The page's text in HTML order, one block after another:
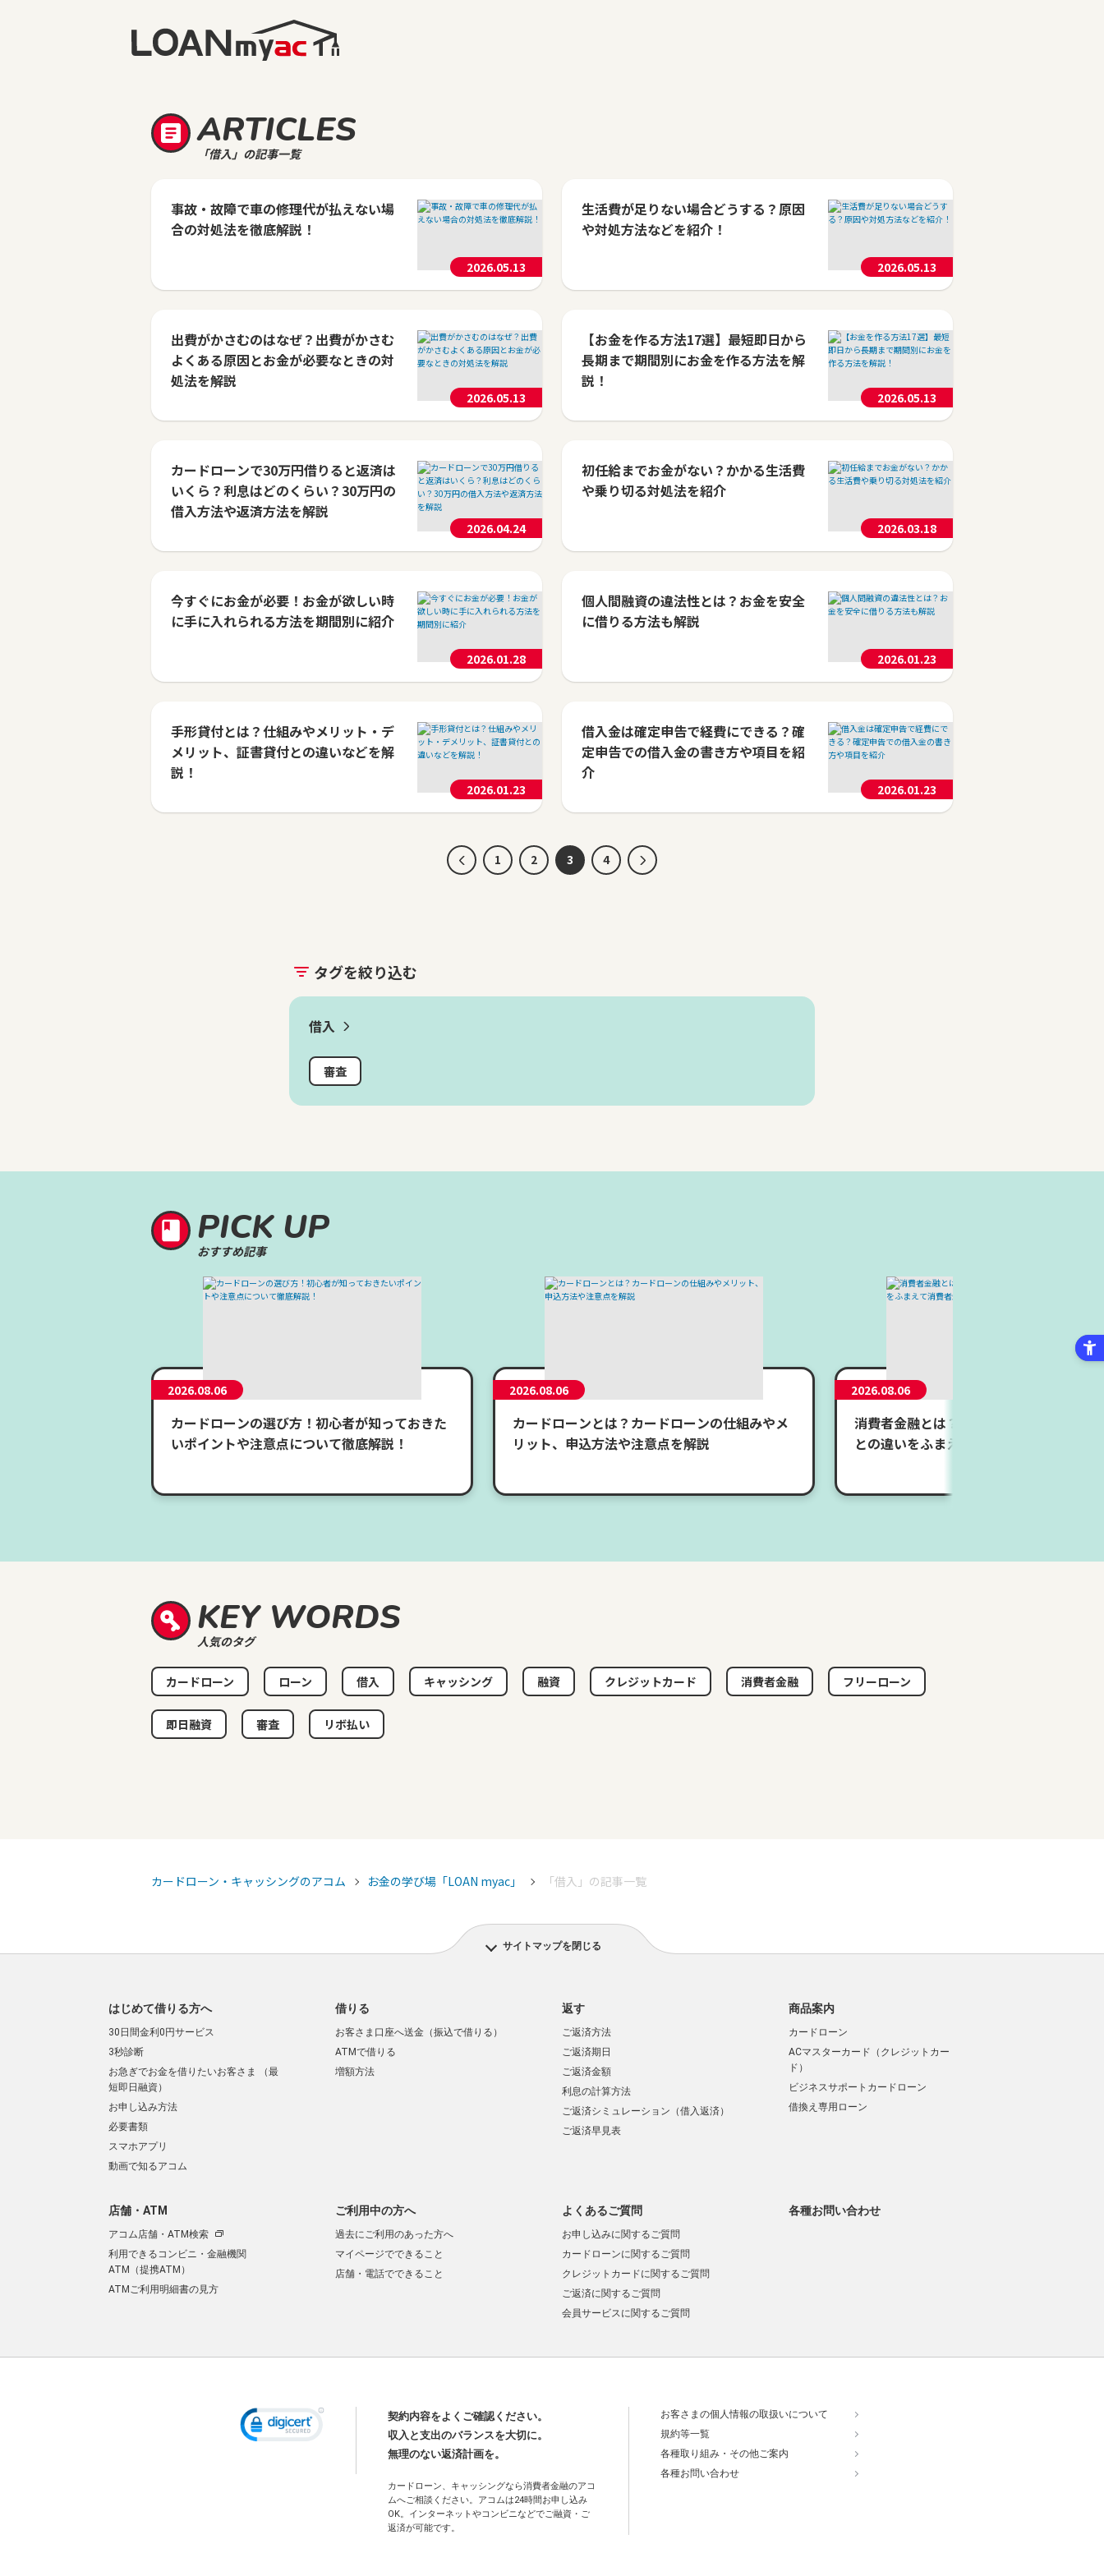
ARTICLES
「借入」の記事一覧
事故・故障で車の修理代が払えない場
合の対処法を徹底解説！
2026.05.13
生活費が足りない場合どうする？原因
や対処方法などを紹介！
2026.05.13
出費がかさむのはなぜ？出費がかさむ
よくある原因とお金が必要なときの対
処法を解説
2026.05.13
【お金を作る方法17選】最短即日から
長期まで期間別にお金を作る方法を解
説！
2026.05.13
カードローンで30万円借りると返済は
いくら？利息はどのくらい？30万円の
借入方法や返済方法を解説
2026.04.24
初任給までお金がない？かかる生活費
や乗り切る対処法を紹介
2026.03.18
今すぐにお金が必要！お金が欲しい時
に手に入れられる方法を期間別に紹介
2026.01.28
個人間融資の違法性とは？お金を安全
に借りる方法も解説
2026.01.23
手形貸付とは？仕組みやメリット・デ
メリット、証書貸付との違いなどを解
説！
2026.01.23
借入金は確定申告で経費にできる？確
定申告での借入金の書き方や項目を紹
介
2026.01.23
1 2 3 4
タグを絞り込む
借入
審査
PICK UP
おすすめ記事
2026.08.06
カードローンの選び方！初心者が知っておきた
いポイントや注意点について徹底解説！
2026.08.06
カードローンとは？カードローンの仕組みやメ
リット、申込方法や注意点を解説
2026.08.06
消費者金融とは？メリット・デメリット
との違いをふまえて消費者金融の仕組み
KEY WORDS
人気のタグ
カードローン ローン 借入 キャッシング 融資 クレジットカード 消費者金融 フリーローン
即日融資 審査 リボ払い
カードローン・キャッシングのアコム お金の学び場「LOAN myac」 「借入」の記事一覧
サイトマップを閉じる
はじめて借りる方へ
30日間金利0円サービス
3秒診断
お急ぎでお金を借りたいお客さま （最
短即日融資）
お申し込み方法
必要書類
スマホアプリ
動画で知るアコム
借りる
お客さま口座へ送金（振込で借りる）
ATMで借りる
増額方法
返す
ご返済方法
ご返済期日
ご返済金額
利息の計算方法
ご返済シミュレーション（借入返済）
ご返済早見表
商品案内
カードローン
ACマスターカード（クレジットカー
ド）
ビジネスサポートカードローン
借換え専用ローン
店舗・ATM
アコム店舗・ATM検索
利用できるコンビニ・金融機関
ATM（提携ATM）
ATMご利用明細書の見方
ご利用中の方へ
過去にご利用のあった方へ
マイページでできること
店舗・電話でできること
よくあるご質問
お申し込みに関するご質問
カードローンに関するご質問
クレジットカードに関するご質問
ご返済に関するご質問
会員サービスに関するご質問
各種お問い合わせ
契約内容をよくご確認ください。
収入と支出のバランスを大切に。
無理のない返済計画を。
カードローン、キャッシングなら消費者金融のアコ
ムへご相談ください。アコムは24時間お申し込み
OK。インターネットやコンビニなどでご融資・ご
返済が可能です。
お客さまの個人情報の取扱いについて
規約等一覧
各種取り組み・その他ご案内
各種お問い合わせ